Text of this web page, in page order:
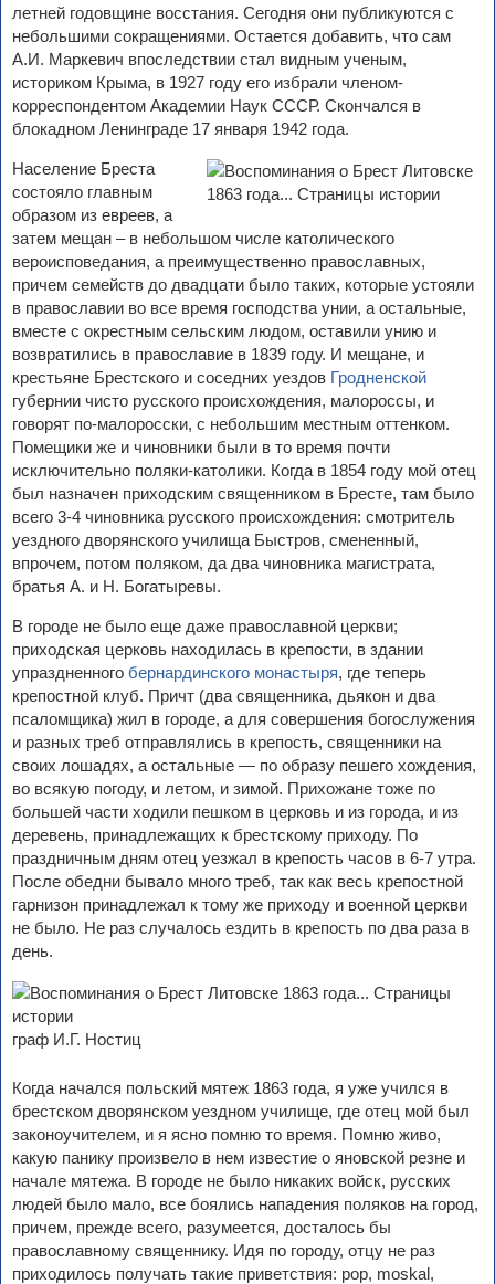
летней годовщине восстания. Сегодня они публикуются с
небольшими сокращениями. Остается добавить, что сам
А.И. Маркевич впоследствии стал видным ученым,
историком Крыма, в 1927 году его избрали членом-
корреспондентом Академии Наук СССР. Скончался в
блокадном Ленинграде 17 января 1942 года.
Население Бреста
состояло главным
образом из евреев, а
затем мещан – в небольшом числе католического
вероисповедания, а преимущественно православных,
причем семейств до двадцати было таких, которые устояли
в православии во все время господства унии, а остальные,
вместе с окрестным сельским людом, оставили унию и
возвратились в православие в 1839 году. И мещане, и
крестьяне Брестского и соседних уездов Гродненской
губернии чисто русского происхождения, малороссы, и
говорят по-малоросски, с небольшим местным оттенком.
Помещики же и чиновники были в то время почти
исключительно поляки-католики. Когда в 1854 году мой отец
был назначен приходским священником в Бресте, там было
всего 3-4 чиновника русского происхождения: смотритель
уездного дворянского училища Быстров, смененный,
впрочем, потом поляком, да два чиновника магистрата,
братья А. и Н. Богатыревы.
В городе не было еще даже православной церкви;
приходская церковь находилась в крепости, в здании
упраздненного бернардинского монастыря, где теперь
крепостной клуб. Причт (два священника, дьякон и два
псаломщика) жил в городе, а для совершения богослужения
и разных треб отправлялись в крепость, священники на
своих лошадях, а остальные — по образу пешего хождения,
во всякую погоду, и летом, и зимой. Прихожане тоже по
большей части ходили пешком в церковь и из города, и из
деревень, принадлежащих к брестскому приходу. По
праздничным дням отец уезжал в крепость часов в 6-7 утра.
После обедни бывало много треб, так как весь крепостной
гарнизон принадлежал к тому же приходу и военной церкви
не было. Не раз случалось ездить в крепость по два раза в
день.
граф И.Г. Ностиц
Когда начался польский мятеж 1863 года, я уже учился в
брестском дворянском уездном училище, где отец мой был
законоучителем, и я ясно помню то время. Помню живо,
какую панику произвело в нем известие о яновской резне и
начале мятежа. В городе не было никаких войск, русских
людей было мало, все боялись нападения поляков на город,
причем, прежде всего, разумеется, досталось бы
православному священнику. Идя по городу, отцу не раз
приходилось получать такие приветствия: pop, moskal,